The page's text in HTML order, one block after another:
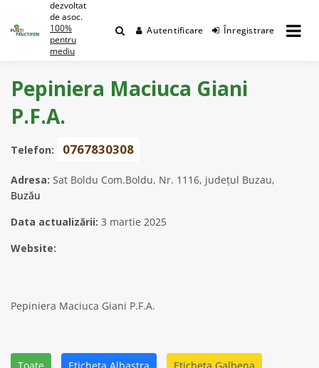
content
dezvoltat
de asoc.
100%
pentru
mediu
Autentificare Înregistrare
Pepiniera Maciuca Giani
P.F.A.
Telefon: 0767830308
Adresa: Sat Boldu Com.Boldu, Nr. 1116, județul Buzau,
Buzău
Data actualizării: 3 martie 2025
Website:
Pepiniera Maciuca Giani P.F.A.